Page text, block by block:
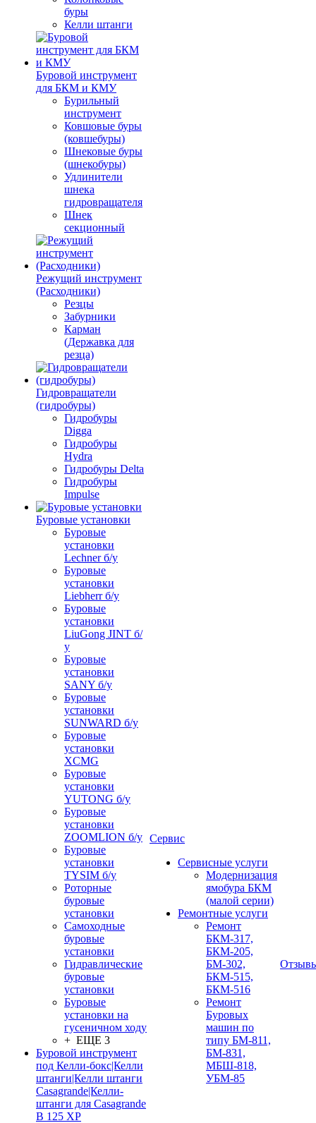
буры
Келли штанги
Буровой инструмент
для БКМ и КМУ
Бурильный
инструмент
Ковшовые буры
(ковшебуры)
Шнековые буры
(шнекобуры)
Удлинители
шнека
гидровращателя
Шнек
секционный
Режущий инструмент
(Расходники)
Резцы
Забурники
Карман
(Державка для
резца)
Гидровращатели
(гидробуры)
Гидробуры
Digga
Гидробуры
Hydra
Гидробуры Delta
Гидробуры
Impulse
Буровые установки
Буровые
установки
Lechner б/у
Буровые
установки
Liebherr б/у
Буровые
установки
LiuGong JINT б/
у
Буровые
установки
SANY б/у
Буровые
установки
SUNWARD б/у
Буровые
установки
XCMG
Буровые
установки
YUTONG б/у
Буровые
установки
ZOOMLION б/у
Буровые
установки
TYSIM б/у
Роторные
буровые
установки
Самоходные
буровые
установки
Гидравлические
буровые
установки
Буровые
установки на
гусеничном ходу
+ ЕЩЕ 3
Буровой инструмент
под Келли-бокс|Келли
штанги|Келли штанги
Casagrande|Келли-
штанги для Casagrande
B 125 XP
Сервис
Сервисные услуги
Модернизация
ямобура БКМ
(малой серии)
Ремонтные услуги
Ремонт
БКМ-317,
БКМ-205,
БМ-302,
БКМ-515,
БКМ-516
Ремонт
Буровых
машин по
типу БМ-811,
БМ-831,
МБШ-818,
УБМ-85